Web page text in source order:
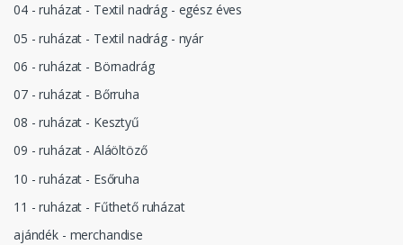
04 - ruházat - Textil nadrág - egész éves
05 - ruházat - Textil nadrág - nyár
06 - ruházat - Börnadrág
07 - ruházat - Bőrruha
08 - ruházat - Kesztyű
09 - ruházat - Aláöltöző
10 - ruházat - Esőruha
11 - ruházat - Fűthető ruházat
ajándék - merchandise